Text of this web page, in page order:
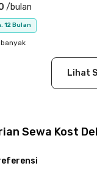
/bulan
12 Bulan
Lihat
Sewa Kost